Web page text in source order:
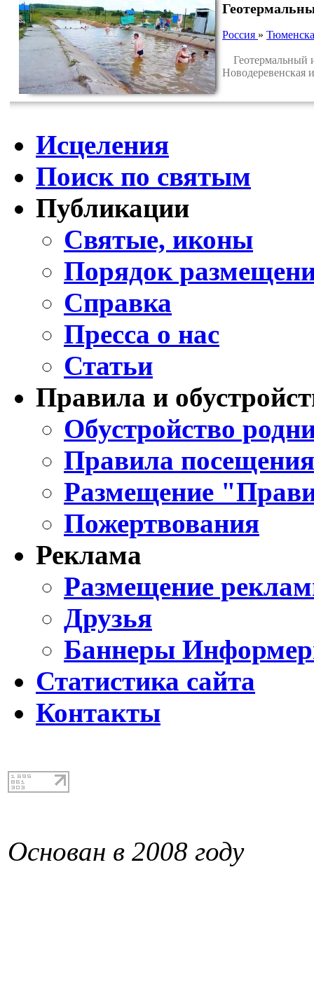
Россия »
Геотермальный
Новодеревенская
Исцеления
Поиск по святым
Публикации
Святые, иконы
Порядок
Справка
Пресса о нас
Статьи
Правила и
Обустройство
Правила
Размещение
Пожертвования
Реклама
Размещение
Друзья
Баннеры
Статистика сайта
Контакты
Основан в 2008 году